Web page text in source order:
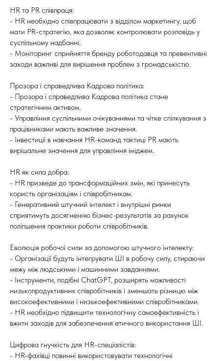
HR та PR співпраця:
- HR необхідно співпрацювати з відділом маркетингу, щоб
мати PR-стратегію, яка дозволяє контролювати розповідь у
суспільному надбанні.
- Моніторинг сприйняття бренду роботодавця та превентивні
заходи важливі для вирішення проблем з громадськістю.
Прозора і справедлива Кадрова політика:
- Прозора і справедлива Кадрова політика стане
стратегічним активом.
- Управління суспільними очікуваннями та чітке спілкування з
працівниками мають важливе значення.
- Інвестиції в навчання HR-команд тактиці PR мають
вирішальне значення для управління іміджем.
HR як сила добра:
- HR призведе до трансформаційних змін, які принесуть
користь організаціям і співробітникам.
- Генеративний штучний інтелект і внутрішні ринки
сприятимуть досягненню бізнес-результатів за рахунок
поліпшення практики роботи співробітників.
Еволюція робочої сили за допомогою штучного інтелекту:
- Організації будуть інтегрувати ШІ в робочу силу, стираючи
межу між людськими і машинними завданнями.
- Інструменти, подібні ChatGPT, розширять можливості
низькопродуктивних співробітників і зменшать різницю між
високоефективними і низькоефективними співробітниками.
- HR необхідно підвищити технологічну самоефективність і
вжити заходів для забезпечення етичного використання ШІ.
Цифрова гнучкість для HR-спеціалістів:
- HR-фахівці повинні використовувати технологічні